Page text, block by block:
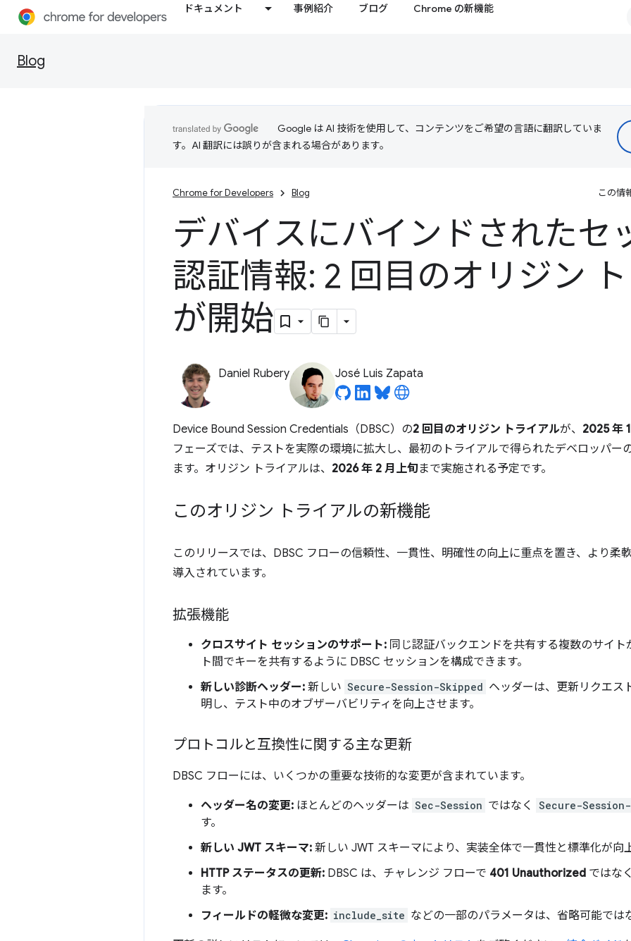
ドキュメント 事例紹介 ブログ Chrome の新機能
Blog
Google は AI 技術を使用して、コンテンツをご希望の言語に翻訳していま
す。AI 翻訳には誤りが含まれる場合があります。
Chrome for Developers Blog この情
デバイスにバインドされたセ
認証情報: 2 回目のオリジン
が開始
Daniel Rubery José Luis Zapata
Device Bound Session Credentials（DBSC）の2 回目のオリジン トライアルが、 2025 年
フェーズでは、テストを実際の環境に拡大し、最初のトライアルで得られたデベロッパー
ます。オリジン トライアルは、 2026 年 2 月上旬まで実施される予定です。
このオリジン トライアルの新機能
このリリースでは、DBSC フローの信頼性、一貫性、明確性の向上に重点を置き、より柔
導入されています。
拡張機能
クロスサイト セッションのサポート: 同じ認証バックエンドを共有する複数のサイ
ト間でキーを共有するように DBSC セッションを構成できます。
新しい診断ヘッダー: 新しい Secure-Session-Skipped ヘッダーは、更新リクエス
明し、テスト中のオブザーバビリティを向上させます。
プロトコルと互換性に関する主な更新
DBSC フローには、いくつかの重要な技術的な変更が含まれています。
ヘッダー名の変更: ほとんどのヘッダーは Sec-Session ではなく Secure-Session-
す。
新しい JWT スキーマ: 新しい JWT スキーマにより、実装全体で一貫性と標準化が向
HTTP ステータスの更新: DBSC は、チャレンジ フローで 401 Unauthorized ではな
ます。
フィールドの軽微な変更: include_site などの一部のパラメータは、省略可能では